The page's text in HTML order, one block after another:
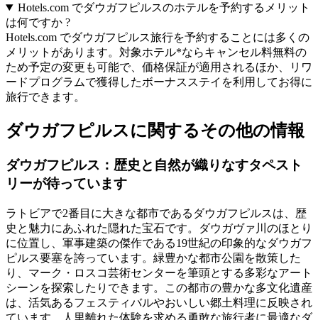
Hotels.com でダウガフピルスのホテルを予約するメリット
は何ですか ?
Hotels.com でダウガフピルス旅行を予約することには多くの
メリットがあります。対象ホテル*ならキャンセル料無料の
ため予定の変更も可能で、価格保証が適用されるほか、リワ
ードプログラムで獲得したボーナスステイを利用してお得に
旅行できます。
ダウガフピルスに関するその他の情報
ダウガフピルス：歴史と自然が織りなすタペスト
リーが待っています
ラトビアで2番目に大きな都市であるダウガフピルスは、歴
史と魅力にあふれた隠れた宝石です。ダウガヴァ川のほとり
に位置し、軍事建築の傑作である19世紀の印象的なダウガフ
ピルス要塞を誇っています。緑豊かな都市公園を散策した
り、マーク・ロスコ芸術センターを筆頭とする多彩なアート
シーンを探索したりできます。この都市の豊かな多文化遺産
は、活気あるフェスティバルやおいしい郷土料理に反映され
ています。人里離れた体験を求める勇敢な旅行者に最適なダ